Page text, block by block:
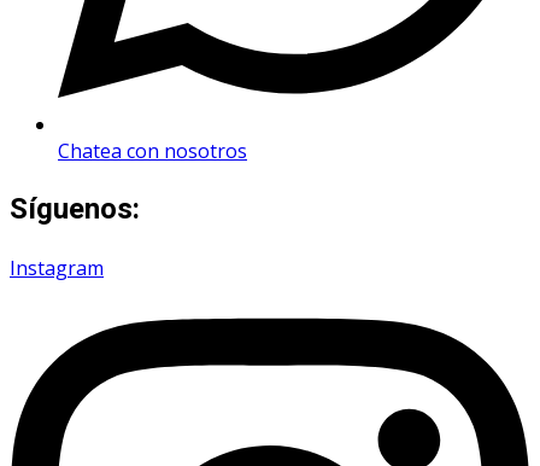
Chatea con nosotros
Síguenos:
Instagram